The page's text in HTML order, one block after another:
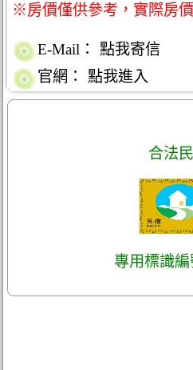
※房價僅供參考，實際房
E-Mail：
點我寄信
官網：
點我進入
合法
專用標識編